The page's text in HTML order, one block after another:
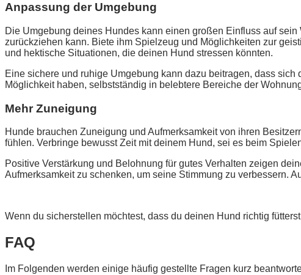
Anpassung der Umgebung
Die Umgebung deines Hundes kann einen großen Einfluss auf
zurückziehen kann. Biete ihm Spielzeug und Möglichkeiten zur
und hektische Situationen, die deinen Hund stressen könnten.
Eine sichere und ruhige Umgebung kann dazu beitragen, dass
Möglichkeit haben, selbstständig in belebtere Bereiche der
Mehr Zuneigung
Hunde brauchen Zuneigung und Aufmerksamkeit von ihren
fühlen. Verbringe bewusst Zeit mit deinem Hund, sei es beim
Positive Verstärkung und Belohnung für gutes Verhalten zeigen
Aufmerksamkeit zu schenken, um seine Stimmung zu verbessern.
Wenn du sicherstellen möchtest, dass du deinen Hund richtig
FAQ
Im Folgenden werden einige häufig gestellte Fragen kurz